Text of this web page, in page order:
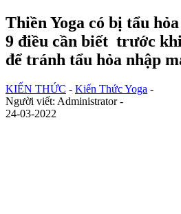
Thiền Yoga có bị tẩu
9 điều cần biết trước
để tránh tẩu hỏa nhập
KIẾN THỨC - Kiến Thức Yoga -
Người viết: Administrator -
24-03-2022